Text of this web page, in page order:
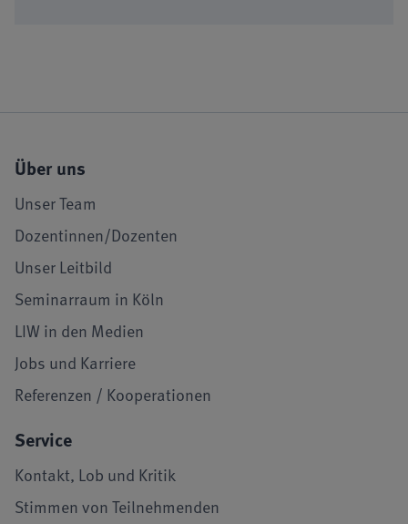
Über uns
Unser Team
Dozentinnen/Dozenten
Unser Leitbild
Seminarraum in Köln
LIW in den Medien
Jobs und Karriere
Referenzen / Kooperationen
Service
Kontakt, Lob und Kritik
Stimmen von Teilnehmenden